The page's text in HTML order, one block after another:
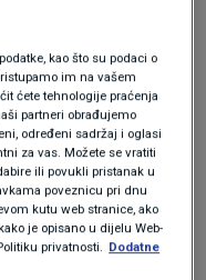
za njegove
velike modrice
rane na
nekoliko
kao što su podaci o
im na vašem
ćete tehnologije praćenja
partneri obrađujemo
određeni sadržaj i oglasi
za vas. Možete se vratiti
ili povukli pristanak u
poveznicu pri dnu
kutu web stranice, ako
je opisano u dijelu Web-
privatnosti. Dodatne